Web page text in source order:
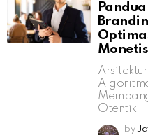
Otentik
by